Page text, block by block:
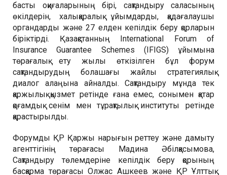
басты оқиғаларының бірі, сақтандыру саласының
өкілдерін, халықаралық ұйымдарды, қадағалаушы
органдарды және 27 елден кепілдік беру қорларын
біріктірді. Қазақстанның International Forum of
Insurance Guarantee Schemes (IFIGS) ұйымына
төрағалық ету жылы өткізілген бұл форум
сақтандырудың болашағы жайлы стратегиялық
диалог алаңына айналды. Сақтандыру мұнда тек
қаржылық қызмет ретінде ғана емес, сонымен қатар
қоғамдық сенім мен тұрақтылық институты ретінде
қарастырылды.
Форумды ҚР Қаржы нарығын реттеу және дамыту
агенттігінің төрағасы Мадина Әбілқасымова,
Сақтандыру төлемдеріне кепілдік беру қорының
басқарма төрағасы Олжас Ашкеев және ҚР Ұлттық